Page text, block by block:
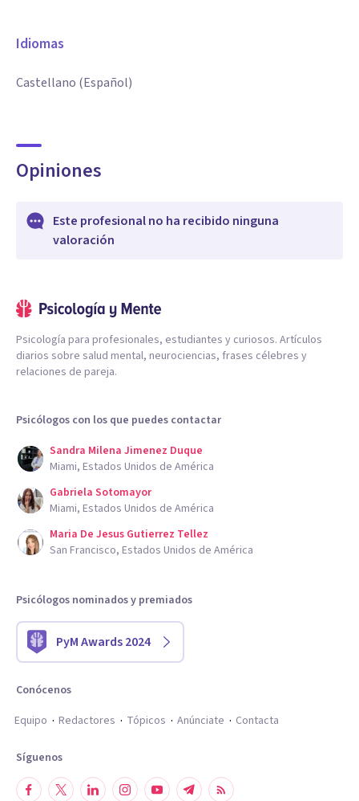
Idiomas
Castellano (Español)
Opiniones
Este profesional no ha recibido ninguna
valoración
Psicología para profesionales, estudiantes y curiosos. Artículos
diarios sobre salud mental, neurociencias, frases célebres y
relaciones de pareja.
Psicólogos con los que puedes contactar
Sandra Milena Jimenez Duque
Miami, Estados Unidos de América
Gabriela Sotomayor
Miami, Estados Unidos de América
Maria De Jesus Gutierrez Tellez
San Francisco, Estados Unidos de América
Psicólogos nominados y premiados
PyM Awards 2024
Conócenos
Equipo
Redactores Tópicos Anúnciate Contacta
Síguenos